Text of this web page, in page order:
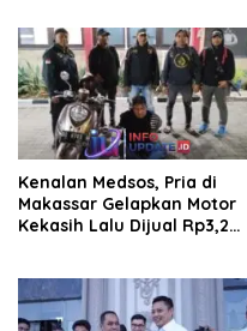
Kenalan Medsos, Pria di
Makassar Gelapkan Motor
Kekasih Lalu Dijual Rp3,2